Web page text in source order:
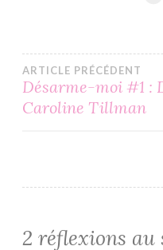
de
ARTICLE PRÉCÉDENT
Désarme-moi #1 :
Caroline Tillman
2 réflexions au